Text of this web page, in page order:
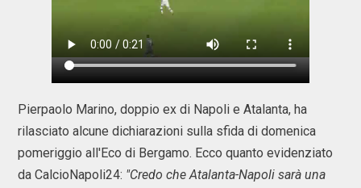
Pierpaolo Marino, doppio ex di Napoli e Atalanta, ha
rilasciato alcune dichiarazioni sulla sfida di domenica
pomeriggio all'Eco di Bergamo. Ecco quanto evidenziato
da CalcioNapoli24: "Credo che Atalanta-Napoli sarà una